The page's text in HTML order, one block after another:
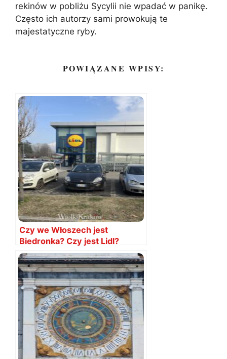
rekinów w pobliżu Sycylii nie wpadać w panikę.
Często ich autorzy sami prowokują te
majestatyczne ryby.
POWIĄZANE WPISY:
Czy we Włoszech jest
Biedronka? Czy jest Lidl?